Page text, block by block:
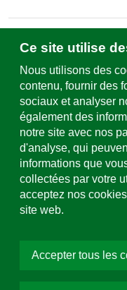
Ce site utilise
Nous utilisons des
contenu, fournir des
sociaux et analyser
également des
notre site avec nos
d'analyse, qui
informations que
collectées par votre
acceptez nos
site web.
Accepter tous les
Pavés écologiques
Trisano Puro